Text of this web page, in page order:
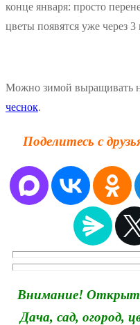
конце января: просто
цветы появятся уже через 3
Можно зимой выращивать
чеснок.
Поделитесь с
Внимание! Открыт
Дача, сад, огород,